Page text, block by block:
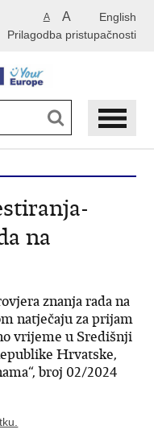
English
A A
Prilagodba pristupačnosti
na
znanja rada na
natječaju za prijam
vrijeme u Središnji
Hrvatske,
broj 02/2024